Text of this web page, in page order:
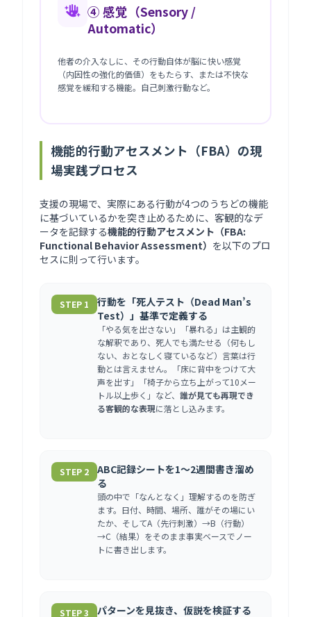
④ 感覚（Sensory /
Automatic）
他者の介入なしに、その行動自体が脳に快い感覚
（内因性の強化的価値）をもたらす、または不快な
感覚を緩和する機能。自己刺激行動など。
機能的行動アセスメント（FBA）の現
場実践プロセス
支援の現場で、実際にある行動が4つのうちどの機能
に基づいているかを突き止めるために、客観的なデ
ータを記録する機能的行動アセスメント（FBA:
Functional Behavior Assessment） を以下のプロ
セスに則って行います。
STEP 1
行動を「死人テスト（Dead Man’s
Test）」基準で定義する
「やる気を出さない」「暴れる」は主観的
な解釈であり、死人でも満たせる（何もし
ない、おとなしく寝ているなど）言葉は行
動とは言えません。「床に背中をつけて大
声を出す」「椅子から立ち上がって10メー
トル以上歩く」など、 誰が見ても再現でき
る客観的な表現に落とし込みます。
STEP 2
ABC記録シートを1〜2週間書き溜め
る
頭の中で「なんとなく」理解するのを防ぎ
ます。日付、時間、場所、誰がその場にい
たか、そしてA（先行刺激）→B（行動）
→C（結果）をそのまま事実ベースでノー
トに書き出します。
STEP 3 パターンを見抜き、仮説を検証する